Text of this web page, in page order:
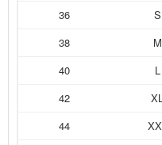
36
S
38
M
40
L
42
44